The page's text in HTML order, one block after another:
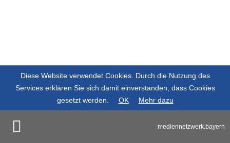
mediennetzwerk.bayern
Diese Website verwendet Cookies. Durch die Nutzung des
Services erklären Sie sich damit einverstanden, dass Cookies
gesetzt werden.
OK Mehr dazu